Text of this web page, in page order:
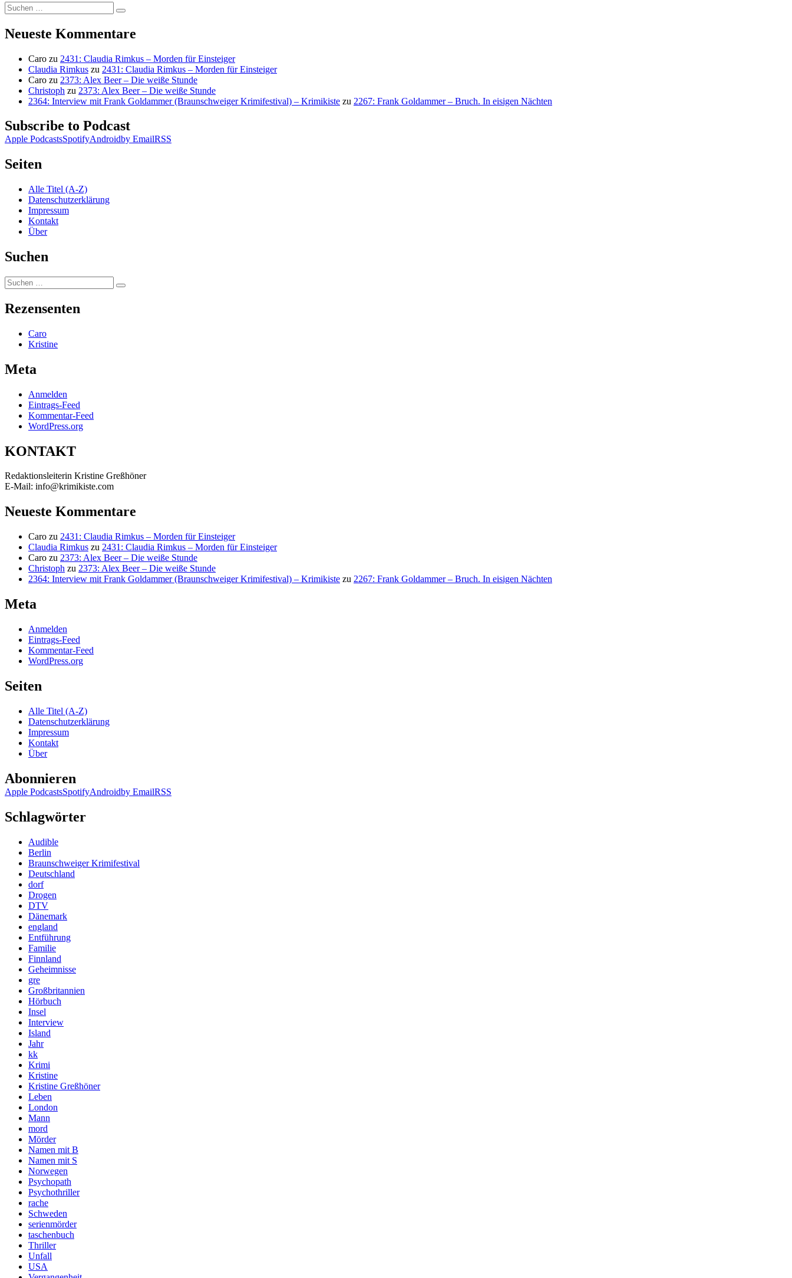
Suchen
nach:
Suchen
Neueste Kommentare
Caro zu 2431: Claudia Rimkus – Morden für Einsteiger
Claudia Rimkus zu 2431: Claudia Rimkus – Morden für Einsteiger
Caro zu 2373: Alex Beer – Die weiße Stunde
Christoph zu 2373: Alex Beer – Die weiße Stunde
2364: Interview mit Frank Goldammer (Braunschweiger Krimifestival) – Krimikiste zu 2267: Frank Goldammer – Bruch. In eisigen Nächten
Subscribe to Podcast
Apple PodcastsSpotifyAndroidby EmailRSS
Seiten
Alle Titel (A-Z)
Datenschutzerklärung
Impressum
Kontakt
Über
Suchen
Suchen
nach:
Suchen
Rezensenten
Caro
Kristine
Meta
Anmelden
Eintrags-Feed
Kommentar-Feed
WordPress.org
KONTAKT
Redaktionsleiterin Kristine Greßhöner
E-Mail: info@krimikiste.com
Neueste Kommentare
Caro zu 2431: Claudia Rimkus – Morden für Einsteiger
Claudia Rimkus zu 2431: Claudia Rimkus – Morden für Einsteiger
Caro zu 2373: Alex Beer – Die weiße Stunde
Christoph zu 2373: Alex Beer – Die weiße Stunde
2364: Interview mit Frank Goldammer (Braunschweiger Krimifestival) – Krimikiste zu 2267: Frank Goldammer – Bruch. In eisigen Nächten
Meta
Anmelden
Eintrags-Feed
Kommentar-Feed
WordPress.org
Seiten
Alle Titel (A-Z)
Datenschutzerklärung
Impressum
Kontakt
Über
Abonnieren
Apple PodcastsSpotifyAndroidby EmailRSS
Schlagwörter
Audible
Berlin
Braunschweiger Krimifestival
Deutschland
dorf
Drogen
DTV
Dänemark
england
Entführung
Familie
Finnland
Geheimnisse
gre
Großbritannien
Hörbuch
Insel
Interview
Island
Jahr
kk
Krimi
Kristine
Kristine Greßhöner
Leben
London
Mann
mord
Mörder
Namen mit B
Namen mit S
Norwegen
Psychopath
Psychothriller
rache
Schweden
serienmörder
taschenbuch
Thriller
Unfall
USA